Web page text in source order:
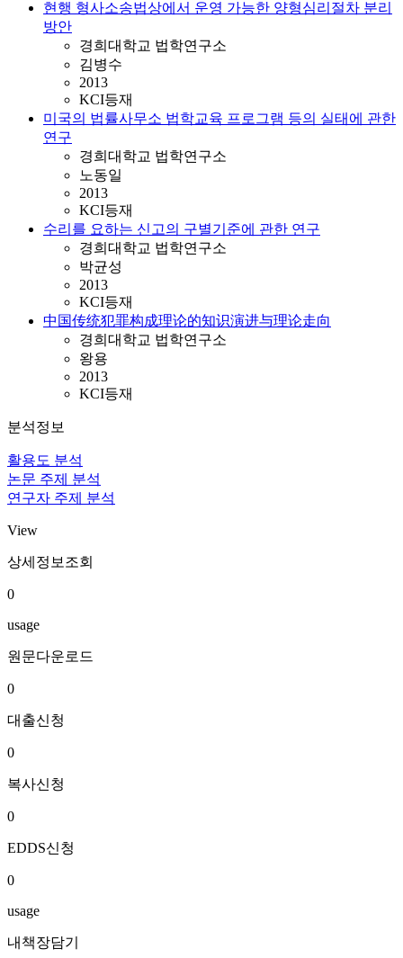
현행 형사소송법상에서 운영 가능한 양형심리절차 분리
방안
경희대학교 법학연구소
김병수
2013
KCI등재
미국의 법률사무소 법학교육 프로그램 등의 실태에 관한
연구
경희대학교 법학연구소
노동일
2013
KCI등재
수리를 요하는 신고의 구별기준에 관한 연구
경희대학교 법학연구소
박균성
2013
KCI등재
中国传统犯罪构成理论的知识演进与理论走向
경희대학교 법학연구소
왕용
2013
KCI등재
분석정보
활용도 분석
논문 주제 분석
연구자 주제 분석
View
상세정보조회
0
usage
원문다운로드
0
대출신청
0
복사신청
0
EDDS신청
0
usage
내책장담기